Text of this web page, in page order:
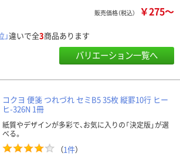
販売価格（税込） ￥275～
違いで全3商品あります
バリエーション一覧へ
コクヨ 便箋 つれづれ セミB5 35枚 縦罫10行 ヒー
ヒ-326N 1冊
紙質やデザインが多彩で、お気に入りの「決定版」が選
べる。
（1件）